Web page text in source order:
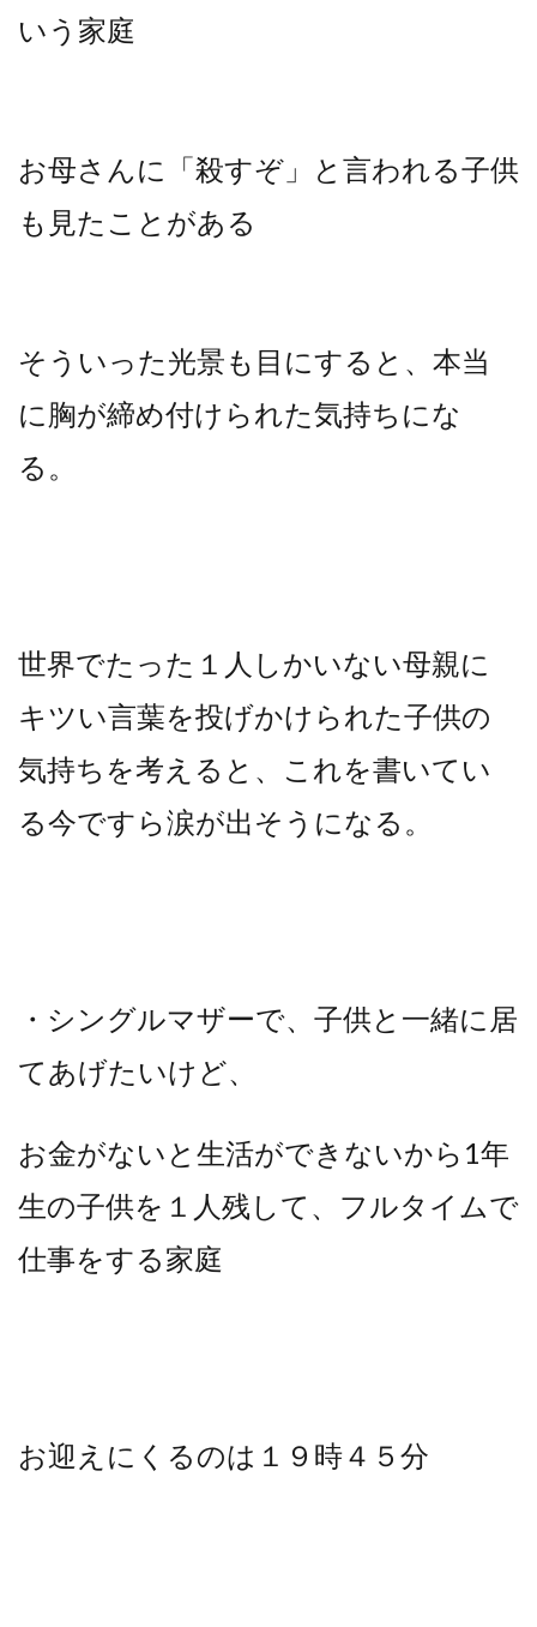
いう家庭
お母さんに「殺すぞ」と言われる子供
も見たことがある
そういった光景も目にすると、本当
に胸が締め付けられた気持ちにな
る。
世界でたった１人しかいない母親に
キツい言葉を投げかけられた子供の
気持ちを考えると、これを書いてい
る今ですら涙が出そうになる。
・シングルマザーで、子供と一緒に居
てあげたいけど、
お金がないと生活ができないから1年
生の子供を１人残して、フルタイムで
仕事をする家庭
お迎えにくるのは１９時４５分